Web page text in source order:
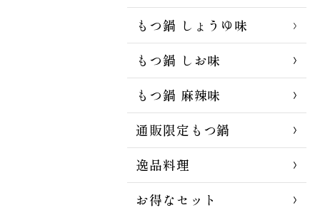
もつ鍋 しょうゆ味
もつ鍋 しお味
もつ鍋 麻辣味
通販限定もつ鍋
逸品料理
お得なセット